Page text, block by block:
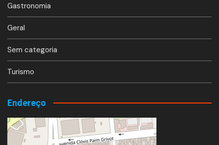
Gastronomia
Geral
Sem categoria
Turismo
Endereço